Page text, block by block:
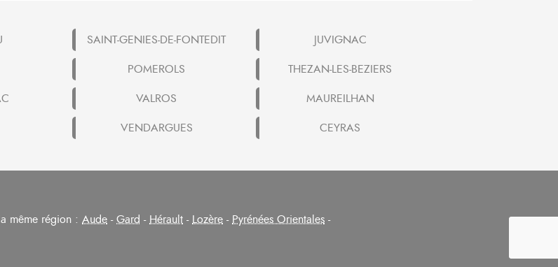
SAINT-GENIES-DE-FONTEDIT
JUVIGNAC
POMEROLS
THEZAN-LES-BEZIERS
VALROS
MAUREILHAN
VENDARGUES CEYRAS
même région : Aude -Gard -Hérault -Lozère -Pyrénées Orientales -